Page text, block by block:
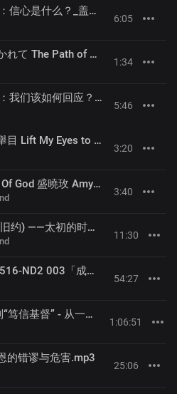
福音的核心05：信心是什么？_盖伊 ‧ 理查德
6:05
主のみてに導かれて The Path of Grace リリックMV【さんびの泉・SOPプレイズワーシップ01 天が開き】
1:34
福音的核心07：我们该如何回应？_约翰 ‧ 特威德
5:46
【我要向高山舉目 Lift My Eyes to the Hills】敬拜MV - 讚美之泉兒童敬拜讚美 (1)
3:20
神的家 House Of God 盛曉玫 Amy Sand 泥土音樂專輯 8：不變的愛
3:40
有声圣经故事(旧约) ——太初的时候 1
11:30
于宏潔 20210516-ND2 003「成為新造」(2) ：《認識罪與肉體》
54:27
从“只信科学” 到“笃信基督” - 从一位无神论数学家到基督徒牧师的见证
1:06:51
的错谬与危害.mp3
25:06